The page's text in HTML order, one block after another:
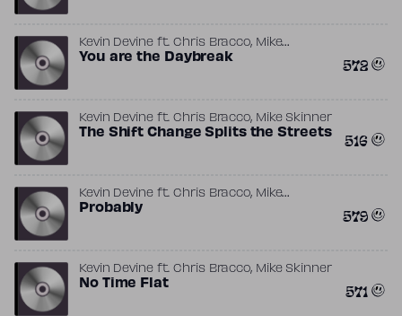
Kevin Devineft.Chris Bracco, Mike
Skinner
You are the Daybreak 572
Kevin Devineft.Chris Bracco, Mike Skinner
The Shift Change Splits the Streets 516
Kevin Devineft.Chris Bracco, Mike
Skinner
Probably 579
Kevin Devineft.Chris Bracco, Mike Skinner
No Time Flat 571